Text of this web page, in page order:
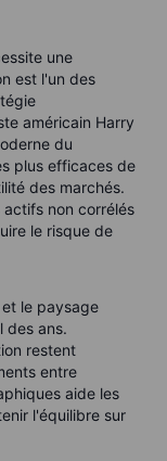
une
est l'un des
américain Harry
du
plus efficaces de
des marchés.
non corrélés
le risque de
le paysage
des ans.
restent
entre
aide les
l'équilibre sur